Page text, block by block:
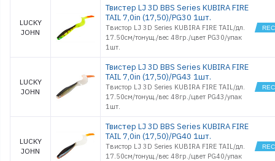
LUCKY
JOHN
Твистер LJ 3D BBS Series KUBIRA FIRE
TAIL 7,0in (17,50)/PG30 1шт.
Твистор LJ 3D Series KUBIRA FIRE TAIL/дл.
17.50см/тонущ./вес 48гр./цвет PG30/упак
1шт.
LUCKY
JOHN
Твистер LJ 3D BBS Series KUBIRA FIRE
TAIL 7,0in (17,50)/PG43 1шт.
Твистор LJ 3D Series KUBIRA FIRE TAIL/дл.
17.50см/тонущ./вес 48гр./цвет PG43/упак
1шт.
LUCKY
JOHN
Твистер LJ 3D BBS Series KUBIRA FIRE
TAIL 7,0in (17,50)/PG40 1шт.
Твистор LJ 3D Series KUBIRA FIRE TAIL/дл.
17.50см/тонущ./вес 48гр./цвет PG40/упак